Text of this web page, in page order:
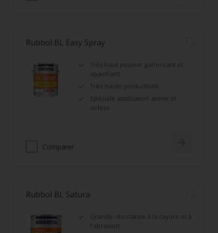
Rubbol BL Easy Spray
Très haut pouvoir garnissant et
opacifiant
Très haute productivité
Spéciale application airmix et
airless
Comparer
Rubbol BL Satura
Grande résistance à la rayure et à
l'abrasion